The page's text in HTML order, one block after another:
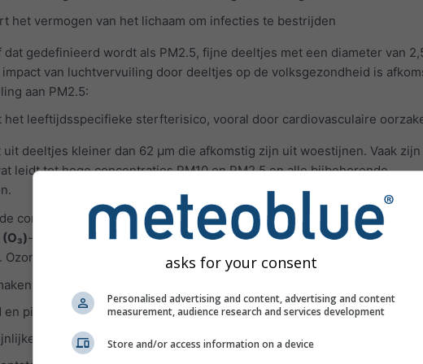
het vermogen van het lichaam om infecties te bestrijden
dat gedefinieerd wordt als PM2.5, fijne deeltjes met een diameter van
van luchtvervuiling door deeltjes op de volksgezondheid is
aan PM2.5:
het leeftijdsspecifieke sterfterisico, vooral door cardiovasculaire
uit deeltjes kleiner dan 62 μm die afkomstig zijn uit woestijnen. Vaak zijn
leidt tot hoge concentraties PM10 en PM2.5 en alle bijbehorende
concentraties van luchtverontreinigende gassen worden
-vervuiling in de onderste troposfeer wordt voornamelijk veroorzaakt
kan:
om diep en krachtig te ademen
en pijn veroorzaken bij een diepe ademteug
of kriebelende keel veroorzaken
asks for your consent
Personalised advertising and content, advertising and content
measurement, audience research and services development
Store and/or access information on a device